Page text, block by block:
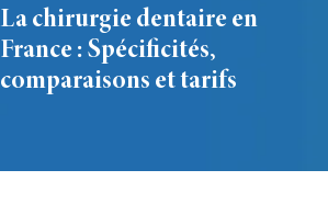
La chirurgie dentaire en
France : Spécificités,
comparaisons et tarifs